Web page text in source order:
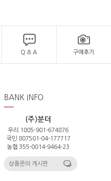
Q & A 구매후기
BANK INFO
(주)분더
우리 1005-901-674876
국민 807501-04-177717
농협 355-0014-9464-23
상품문의 게시판